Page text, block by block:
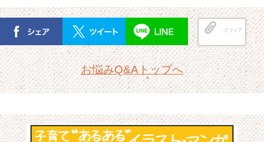
クリップ
お悩みQ&Aトップへ